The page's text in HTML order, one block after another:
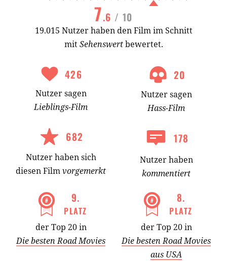
7.6 / 10
19.015 Nutzer haben den Film im Schnitt
mitSehenswertbewertet.
426
Nutzersagen
Lieblings-Film
20
Nutzersagen
Hass-Film
682
Nutzerhabensich
diesen Filmvorgemerkt
178
Nutzer haben
kommentiert
9.
PLATZ
der Top 20 in
Die besten Road Movies
8.
PLATZ
der Top 20 in
Die besten Road Movies
aus USA